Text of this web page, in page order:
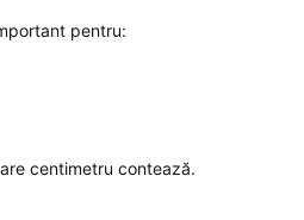
pentru:
centimetru contează.